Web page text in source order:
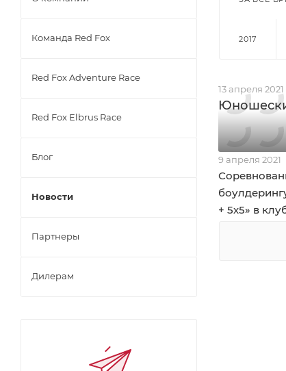
2017
13 апреля 2021
9 апреля 2021
+ 5х5» в
Команда Red Fox
Red Fox Adventure Race
Red Fox Elbrus Race
Блог
Новости
Партнеры
Дилерам